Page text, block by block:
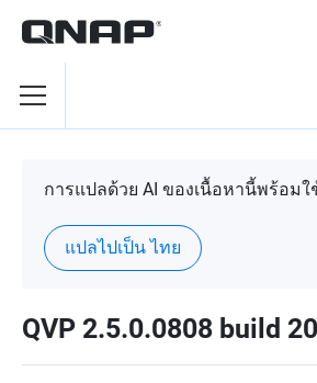
การแปลด้วย AI ของเนื้อหานี้พร้อมใ
แปลไปเป็น ไทย
QVP 2.5.0.0808 build